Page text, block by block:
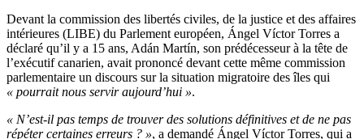
Devant la commission des libertés civiles, de la justice et des affaires
intérieures (LIBE) du Parlement européen, Ángel Víctor Torres a
déclaré qu’il y a 15 ans, Adán Martín, son prédécesseur à la tête de
l’exécutif canarien, avait prononcé devant cette même commission
parlementaire un discours sur la situation migratoire des îles qui
« pourrait nous servir aujourd’hui ».
« N’est-il pas temps de trouver des solutions définitives et de ne pas
répéter certaines erreurs ? », a demandé Ángel Víctor Torres, qui a